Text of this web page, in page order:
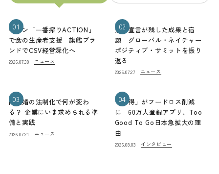
01
キリン「一番搾りACTION」
で食の生産者支援 旗艦ブラ
ンドでCSV経営深化へ
2026.07.30 ニュース
02
熊本宣言が残した成果と宿
題 グローバル・ネイチャー
ポジティブ・サミットを振り
返る
2026.07.27 ニュース
03
同性婚の法制化で何が変わ
る？ 企業にいま求められる準
備と実践
2026.07.21 ニュース
04
「お得」がフードロス削減
に 60万人登録アプリ、Too
Good To Go日本急拡大の理
由
2026.08.03 インタビュー